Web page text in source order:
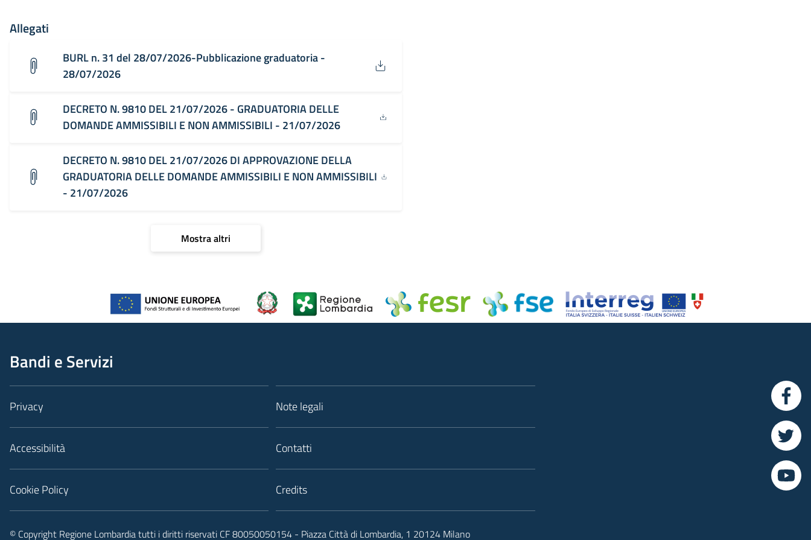
Allegati
BURL n. 31 del 28/07/2026-Pubblicazione graduatoria -
28/07/2026
DECRETO N. 9810 DEL 21/07/2026 - GRADUATORIA DELLE
DOMANDE AMMISSIBILI E NON AMMISSIBILI - 21/07/2026
DECRETO N. 9810 DEL 21/07/2026 DI APPROVAZIONE DELLA
GRADUATORIA DELLE DOMANDE AMMISSIBILI E NON AMMISSIBILI
- 21/07/2026
Mostra altri
Bandi e Servizi
Privacy
Accessibilità
Cookie Policy
Note legali
Contatti
Credits
© Copyright Regione Lombardia tutti i diritti riservati CF 80050050154 - Piazza Città di Lombardia, 1 20124 Milano